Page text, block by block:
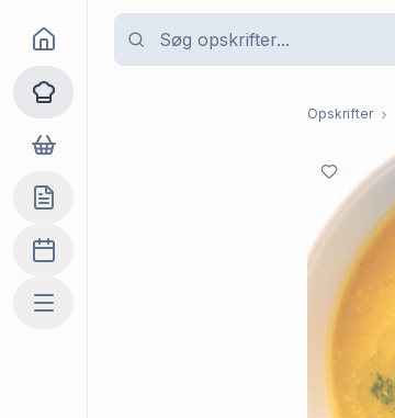
Goma
Opskrifter
Dagligvarer
Indkøbslisten
Madplan
Mere
Opskrifter